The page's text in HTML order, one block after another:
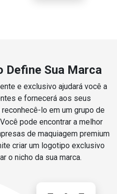
Define Sua Marca
e exclusivo ajudará você a
e fornecerá aos seus
lo em um grupo de
pode encontrar a melhor
de maquiagem premium
criar um logotipo exclusivo
o nicho da sua marca.